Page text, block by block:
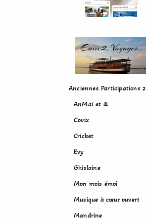
Anciennes Participations 2
AnMaï et &
Covix
Cricket
Evy
Ghislaine
Mon mois émoi
Musique à cœur ouvert
Mandrine